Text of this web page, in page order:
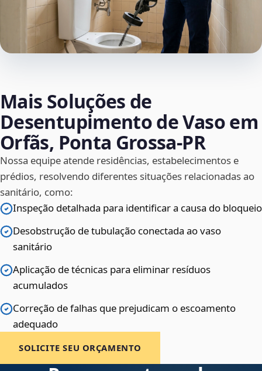
Mais Soluções de
Desentupimento de Vaso em
Orfãs, Ponta Grossa‑PR
Nossa equipe atende residências, estabelecimentos e
prédios, resolvendo diferentes situações relacionadas ao
sanitário, como:
Inspeção detalhada para identificar a causa do bloqueio
Desobstrução de tubulação conectada ao vaso
sanitário
Aplicação de técnicas para eliminar resíduos
acumulados
Correção de falhas que prejudicam o escoamento
adequado
SOLICITE SEU ORÇAMENTO